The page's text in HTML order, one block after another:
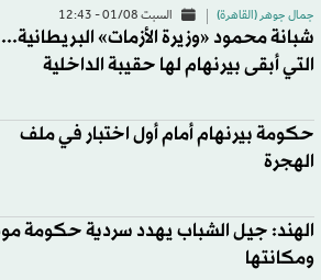
جمال جوهر (القاهرة) السبت 01/08 - 12:43
شبانة محمود «وزيرة الأزمات» البريطانية...
التي أبقى بيرنهام لها حقيبة الداخلية
حكومة بيرنهام أمام أول اختبار في ملف
الهجرة
الهند: جيل الشباب يهدد سردية حكومة
ومكانتها